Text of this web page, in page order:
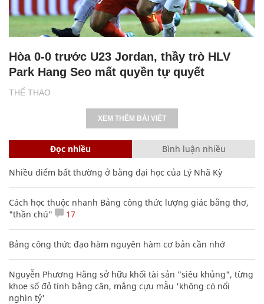
THỂ THAO
Hòa 0-0 trước U23 Jordan, thầy trò HLV
Park Hang Seo mất quyền tự quyết
XEM THÊM BÀI VIẾT
Đọc nhiều Bình luận nhiều
Nhiều điểm bất thường ở bằng đại học của Lý Nhã Kỳ
Cách học thuộc nhanh Bảng công thức lượng giác bằng thơ,
"thần chú"
17
Bảng công thức đạo hàm nguyên hàm cơ bản cần nhớ
Nguyễn Phương Hằng sở hữu khối tài sản "siêu khủng", từng
khoe sổ đỏ tính bằng cân, mắng cựu mẫu 'không có nổi
nghìn tỷ'